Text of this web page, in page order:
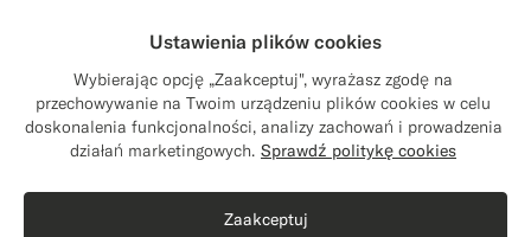
Kup ten zestaw
Lider zrównoważonego rozwoju
Close
Wysyłka do: Stany Zjednoczone?
do odpowiednich produktów i treści
Ustawienia plików cookies
Wybierając opcję „Zaakceptuj", wyrażasz zgodę na
przechowywanie na Twoim urządzeniu plików cookies w celu
doskonalenia funkcjonalności, analizy zachowań i prowadzenia
działań marketingowych. Sprawdź politykę cookies
Zaakceptuj